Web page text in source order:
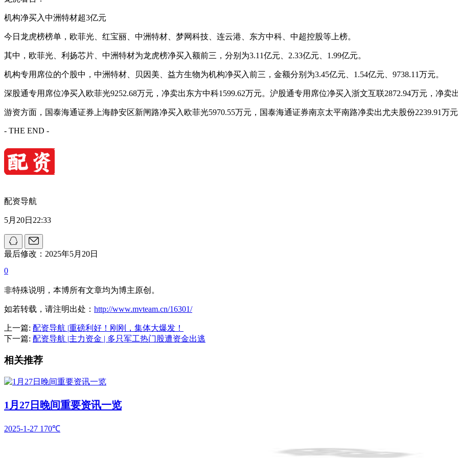
机构净买入中洲特材超3亿元
今日龙虎榜榜单，欧菲光、红宝丽、中洲特材、梦网科技、连云港、东方中科、中超控股等上榜。
其中，欧菲光、利扬芯片、中洲特材为龙虎榜净买入额前三，分别为3.11亿元、2.33亿元、1.99亿元。
机构专用席位的个股中，中洲特材、贝因美、益方生物为机构净买入前三，金额分别为3.45亿元、1.54亿元、9738.11万元。
深股通专用席位净买入欧菲光9252.68万元，净卖出东方中科1599.62万元。沪股通专用席位净买入浙文互联2872.94万元，净卖
游资方面，国泰海通证券上海静安区新闸路净买入欧菲光5970.55万元，国泰海通证券南京太平南路净卖出尤夫股份2239.91万元
- THE END -
配资导航
5月20日22:33
最后修改：2025年5月20日
0
非特殊说明，本博所有文章均为博主原创。
如若转载，请注明出处： http://www.mvteam.cn/16301/
上一篇: 配资导航 |重磅利好！刚刚，集体大爆发！
下一篇: 配资导航 |主力资金 | 多只军工热门股遭资金出逃
相关推荐
1月27日晚间重要资讯一览
2025-1-27 170℃